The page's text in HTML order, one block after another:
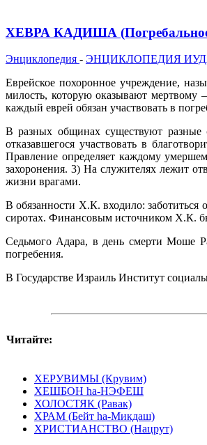
ХЕВРА КАДИША (Погребальное
Энциклопедия - ЭНЦИКЛОПЕДИЯ
Еврейское похоронное учреждение,
милость, которую оказывают мертвому
каждый еврей обязан участвовать в
В разных общинах существуют
отказавшегося участвовать в
Правление определяет каждому
захоронения. 3) На служителях лежит
жизни врагами.
В обязанности Х.К. входило:
сиротах. Финансовым источником Х.К.
Седьмого Адара, в день смерти Моше
погребения.
В Государстве Израиль Институт
Читайте:
ХЕРУВИМЫ (Крувим)
ХЕШБОН hа-НЭФЕШ
ХОЛОСТЯК (Равак)
ХРАМ (Бейт hа-Микдаш)
ХРИСТИАНСТВО (Нацрут)